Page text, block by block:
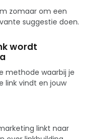
zomaar om een
suggestie doen.
wordt
methode waarbij je
link vindt en jouw
linkt naar